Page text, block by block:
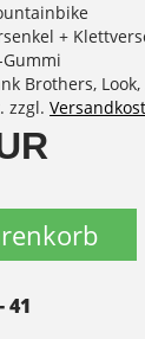
+
Brothers, Look,
zzgl.
41